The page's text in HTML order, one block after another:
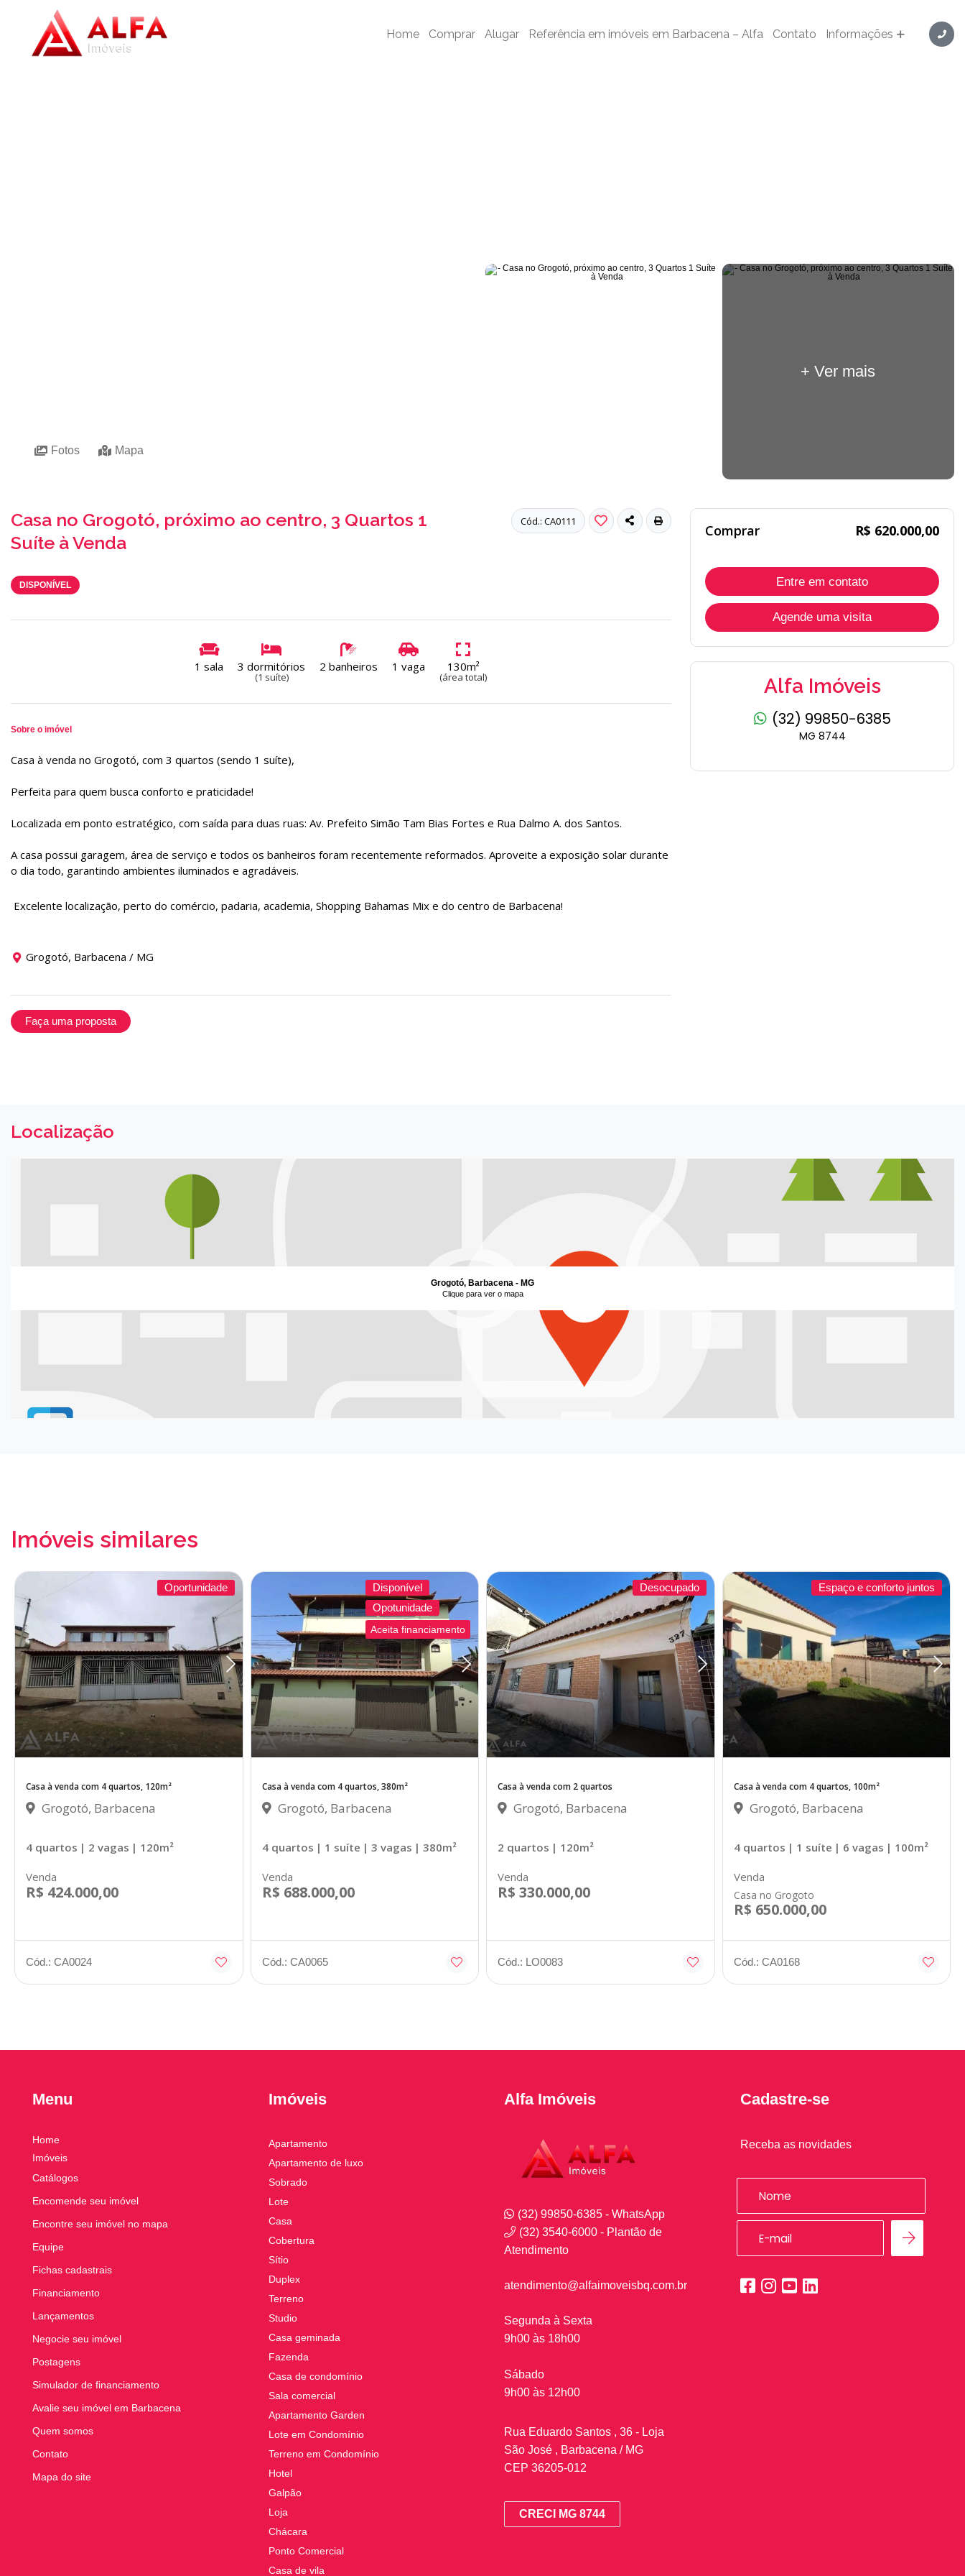
Home Comprar Alugar Referência em imóveis em Barbacena – Alfa Contato Informações
Imóveis à venda Casa
Fotos Mapa
+ Ver mais
Cód.: CA0111
Casa no Grogotó, próximo ao centro, 3 Quartos 1
Suíte à Venda
DISPONÍVEL
1 sala 3 dormitórios
(1 suíte)
2 banheiros 1 vaga 130m²
(área total)
Sobre o imóvel
Casa à venda no Grogotó, com 3 quartos (sendo 1 suíte),
Perfeita para quem busca conforto e praticidade!
Localizada em ponto estratégico, com saída para duas ruas: Av. Prefeito Simão Tam Bias Fortes e Rua Dalmo A. dos Santos.
A casa possui garagem, área de serviço e todos os banheiros foram recentemente reformados. Aproveite a exposição solar durante
o dia todo, garantindo ambientes iluminados e agradáveis.
Excelente localização, perto do comércio, padaria, academia, Shopping Bahamas Mix e do centro de Barbacena!
Grogotó, Barbacena / MG
Faça uma proposta
Comprar R$ 620.000,00
Entre em contato
Agende uma visita
Alfa Imóveis
(32) 99850-6385
MG 8744
Localização
Grogotó, Barbacena - MG
Clique para ver o mapa
Imóveis similares
Oportunidade
Casa à venda com 4 quartos, 120m²
Grogotó, Barbacena
4 quartos | 2 vagas | 120m²
Venda
R$ 424.000,00
Cód.: CA0024
Disponível
Opotunidade
Aceita financiamento
Casa à venda com 4 quartos, 380m²
Grogotó, Barbacena
4 quartos | 1 suíte | 3 vagas | 380m²
Venda
R$ 688.000,00
Cód.: CA0065
Desocupado
Casa à venda com 2 quartos
Grogotó, Barbacena
2 quartos | 120m²
Venda
R$ 330.000,00
Cód.: LO0083
Espaço e conforto juntos
Casa à venda com 4 quartos, 100m²
Grogotó, Barbacena
4 quartos | 1 suíte | 6 vagas | 100m²
Venda
Casa no Grogoto
R$ 650.000,00
Cód.: CA0168
Menu
Home
Imóveis
Catálogos
Encomende seu imóvel
Encontre seu imóvel no mapa
Equipe
Fichas cadastrais
Financiamento
Lançamentos
Negocie seu imóvel
Postagens
Simulador de financiamento
Avalie seu imóvel em Barbacena
Quem somos
Contato
Mapa do site
Imóveis
Apartamento
Apartamento de luxo
Sobrado
Lote
Casa
Cobertura
Sítio
Duplex
Terreno
Studio
Casa geminada
Fazenda
Casa de condomínio
Sala comercial
Apartamento Garden
Lote em Condomínio
Terreno em Condomínio
Hotel
Galpão
Loja
Chácara
Ponto Comercial
Casa de vila
Alfa Imóveis
(32) 99850-6385 - WhatsApp
(32) 3540-6000 - Plantão de
Atendimento
atendimento@alfaimoveisbq.com.br
Segunda à Sexta
9h00 às 18h00
Sábado
9h00 às 12h00
Rua Eduardo Santos , 36 - Loja
São José , Barbacena / MG
CEP 36205-012
CRECI MG 8744
Cadastre-se
Receba as novidades